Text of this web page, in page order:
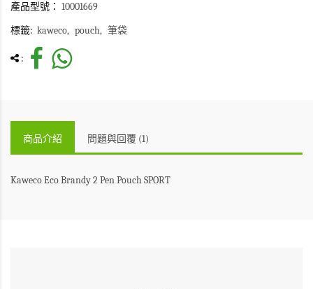
產品型號： 10001669
標籤: kaweco pouch 筆袋
:
商品介紹 問題與回覆 (1)
Kaweco Eco Brandy 2 Pen Pouch SPORT